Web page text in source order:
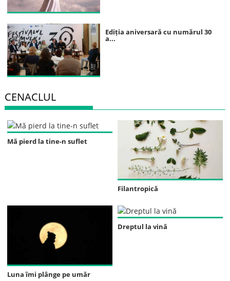
Ediția aniversară cu numărul 30
a...
CENACLUL
Mă pierd la tine-n suflet
Filantropică
Luna îmi plânge pe umăr
Dreptul la vină